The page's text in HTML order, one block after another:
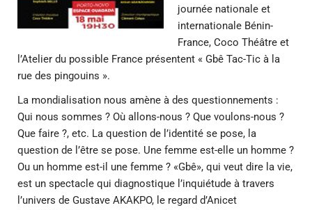
journée nationale et
internationale Bénin-
France, Coco Théâtre et
l’Atelier du possible France présentent « Gbê Tac-Tic à la
rue des pingouins ».
La mondialisation nous amène à des questionnements :
Qui nous sommes ? Où allons-nous ? Que voulons-nous ?
Que faire ?, etc. La question de l’identité se pose, la
question de l’être se pose. Une femme est-elle un homme ?
Ou un homme est-il une femme ? «Gbê», qui veut dire la vie,
est un spectacle qui diagnostique l’inquiétude à travers
l’univers de Gustave AKAKPO, le regard d’Anicet